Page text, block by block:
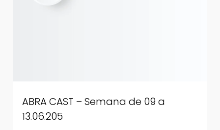
ABRA CAST – Semana de 09 a
13.06.205